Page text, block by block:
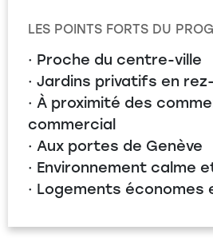
LES POINTS FORTS DU
· Proche du centre-ville
· Jardins privatifs en
· À proximité des
commercial
· Aux portes de Genève
· Environnement calme
· Logements économes